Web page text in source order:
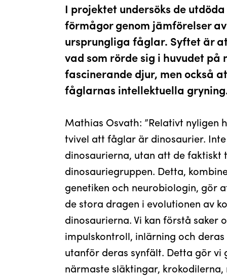
I projektet undersöks de
förmågor genom jämförelser
ursprungliga fåglar. Syftet är
vad som rörde sig i huvudet
fascinerande djur, men också
fåglarnas intellektuella
Mathias Osvath: ”Relativt
tvivel att fåglar är dinosaurier.
dinosaurierna, utan att de faktiskt
dinosauriegruppen. Detta,
genetiken och neurobiologin, gör
de stora dragen i evolutionen av
dinosaurierna. Vi kan förstå saker
impulskontroll, inlärning och
utanför deras synfält. Detta gör
närmaste släktingar,